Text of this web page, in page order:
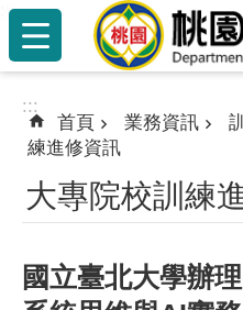
跳到主要內容區塊
:::
:::
首頁 業務資訊
練進修資訊
大專院校訓練
國立臺北大學辦